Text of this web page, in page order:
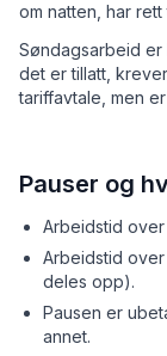
om natten, har
Søndagsarbeid
det er tillatt,
tariffavtale, men
Pauser og
Arbeidstid over
Arbeidstid over
deles opp).
Pausen er
annet.